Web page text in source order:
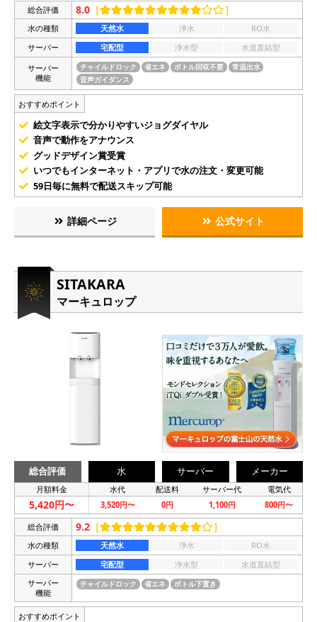
総合評価 8.0 ［ ］
水の種類 天然水 浄水
RO水
サーバー
宅配型 浄水型
水道直結型
サーバー
機能
チャイルドロック 省エネ ボトル回収不要
常温出水
音声ガイダンス
おすすめポイント
絵文字表示で分かりやすいジョグダイヤル
音声で動作をアナウンス
グッドデザイン賞受賞
いつでもインターネット・アプリで水の注文・変更可能
59日毎に無料で配送スキップ可能
詳細ページ 公式サイト
SITAKARA
マーキュロップ
総合評価 水 サーバー メーカー
月額料金 水代 配送料 サーバー代 電気代
5,420円〜 3,520円〜 0円 1,100円 800円〜
総合評価 9.2 ［ ］
水の種類 天然水 浄水
RO水
サーバー
宅配型 浄水型
水道直結型
サーバー
機能
チャイルドロック 省エネ ボトル下置き
おすすめポイント